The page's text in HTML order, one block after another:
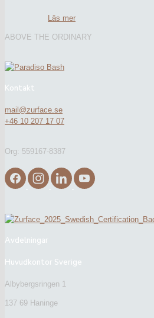
Läs mer
ABOVE THE ORDINARY
Kontakt
mail@zurface.se
+46 10 207 17 07
Org: 559167-8387
Avdelningar
Huvudkontor Sverige
Albybergsringen 1
137 69 Haninge